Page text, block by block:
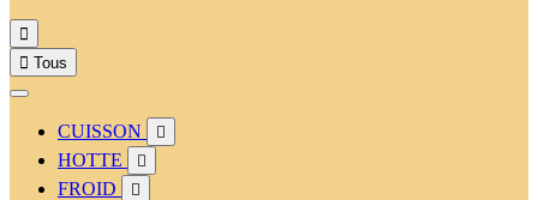

 Tous
CUISSON 
HOTTE 
FROID 